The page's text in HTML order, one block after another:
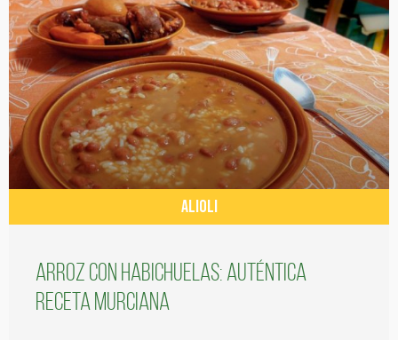
ALIOLI
Arroz con habichuelas: auténtica
receta murciana